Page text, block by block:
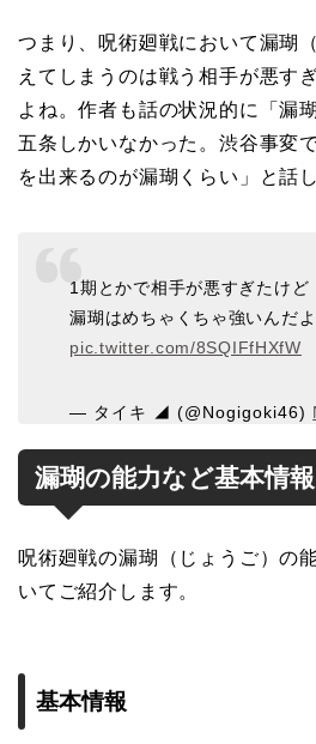
つまり、呪術廻戦において漏瑚
えてしまうのは戦う相手が悪す
よね。作者も話の状況的に「漏
五条しかいなかった。渋谷事変
を出来るのが漏瑚くらい」と話
1期とかで相手が悪すぎたけど
漏瑚はめちゃくちゃ強いんだ
pic.twitter.com/8SQIFfHXfW
— タイキ ◢ (@Nogigoki46)
漏瑚の能力など基本情
呪術廻戦の漏瑚（じょうご）の
いてご紹介します。
基本情報